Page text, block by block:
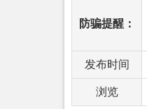
防骗提醒：
发布时间
浏览